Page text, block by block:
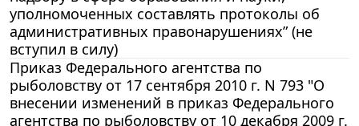
уполномоченных составлять протоколы об
административных правонарушениях” (не
вступил в силу)
Приказ Федерального агентства по
рыболовству от 17 сентября 2010 г. N 793 "О
внесении изменений в приказ Федерального
агентства по рыболовству от 10 декабря 2009 г.